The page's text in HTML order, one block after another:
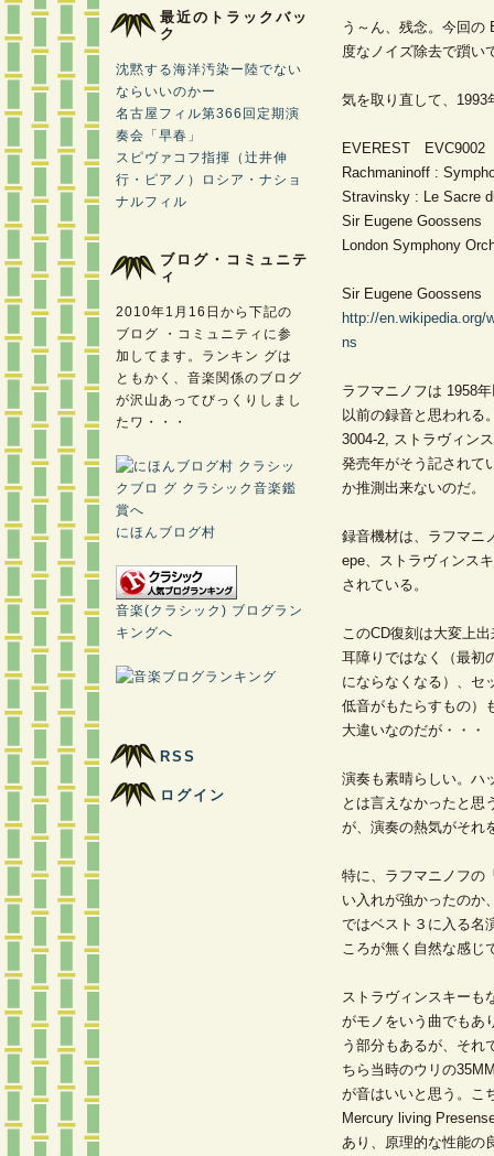
最近のトラックバッ
ク
沈黙する海洋汚染ー陸でない
ならいいのかー
名古屋フィル第366回定期演
奏会「早春」
スピヴァコフ指揮（辻井伸
行・ピアノ）ロシア・ナショ
ナルフィル
ブログ・コミュニテ
ィ
2010年1月16日から下記の
ブログ ・コミュニティに参
加してます。ランキン グは
ともかく、音楽関係のブログ
が沢山あってびっくりしまし
たワ・・・
にほんブログ村
音楽(クラシック) ブログラン
キングへ
RSS
ログイン
う～ん、残念。今回の
度なノイズ除去で躓い
気を取り直して、
EVEREST EVC9002
Rachmaninoff :
Stravinsky : Le Sacre
Sir Eugene Goossens
London Symphony
Sir Eugene Goossens
http://en.wikipedia.org/
ns
ラフマニノフは 1958
以前の録音と思われる
3004-2, ストラヴィン
発売年がそう記されて
か推測出来ないのだ。
録音機材は、ラフマニ
epe、ストラヴィンス
されている。
このCD復刻は大変上
耳障りではなく（最初
にならなくなる）、セ
低音がもたらすもの）
大違いなのだが・・・
演奏も素晴らしい。ハ
とは言えなかったと思
が、演奏の熱気がそれ
特に、ラフマニノフの
い入れが強かったのか
ではベスト３に入る名
ころが無く自然な感じ
ストラヴィンスキーも
がモノをいう曲でもあ
う部分もあるが、それ
ちら当時のウリの
が音はいいと思う。こ
Mercury living
あり、原理的な性能の